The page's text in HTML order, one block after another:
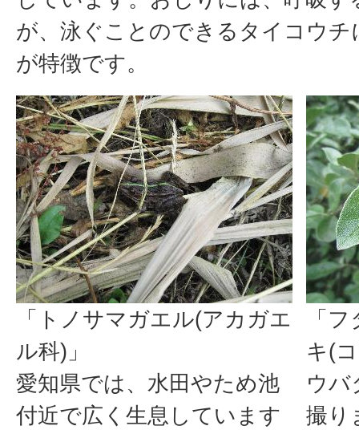
が、泳ぐことのできるタイコウ
が特徴です。
「トノサマガエル(アカガエ
ル科)」
愛知県では、水田やため池
付近で広く生息しています
「
キ(
ウバ
撮り